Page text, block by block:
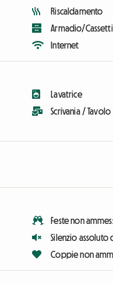
Riscaldamento
Armadio/
Internet
Lavatrice
Scrivania / Tavolo
Feste non
Silenzio assoluto
Coppie non